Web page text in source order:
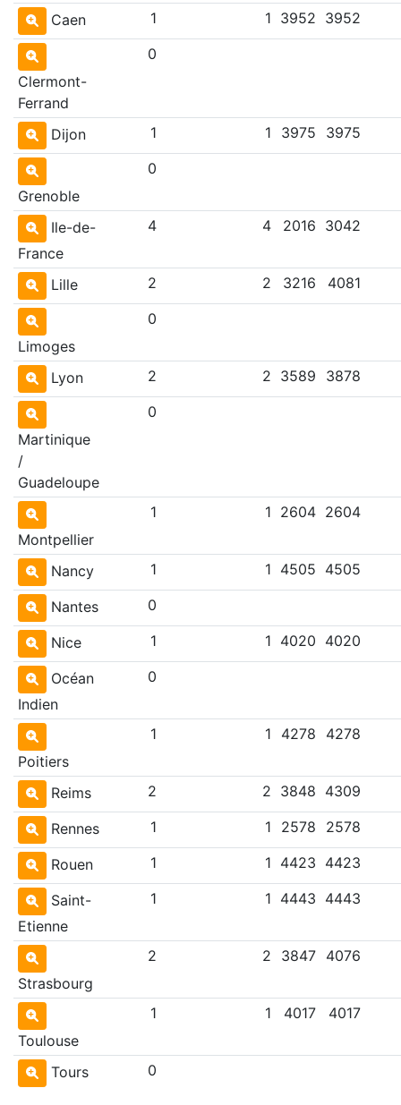
Caen 1 1 3952 3952
Clermont-
Ferrand
0
Dijon 1 1 3975 3975
Grenoble
0
Ile-de-
France
4 4 2016 3042
Lille 2 2 3216 4081
Limoges
0
Lyon 2 2 3589 3878
Martinique
/
Guadeloupe
0
Montpellier
1 1 2604 2604
Nancy 1 1 4505 4505
Nantes 0
Nice 1 1 4020 4020
Océan
Indien
0
Poitiers
1 1 4278 4278
Reims 2 2 3848 4309
Rennes 1 1 2578 2578
Rouen 1 1 4423 4423
Saint-
Etienne
1 1 4443 4443
Strasbourg
2 2 3847 4076
Toulouse
1 1 4017 4017
Tours 0